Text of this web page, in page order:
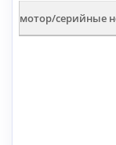
мотор/серийные